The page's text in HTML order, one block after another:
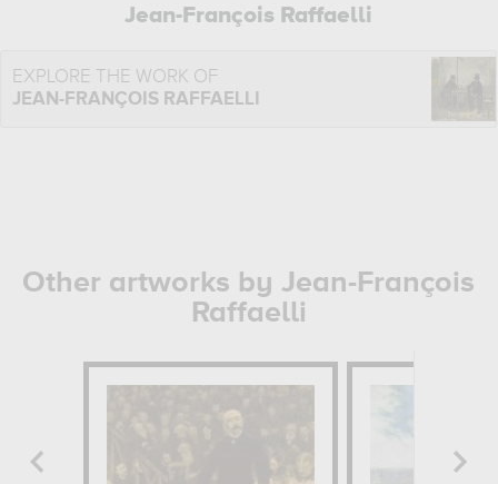
Jean-François Raffaelli
EXPLORE THE WORK OF
JEAN-FRANÇOIS RAFFAELLI
Other artworks by Jean-François
Raffaelli